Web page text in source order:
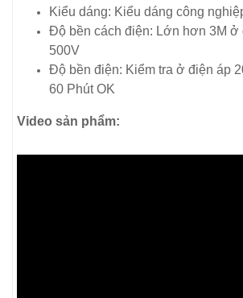
Kiểu dáng: Kiểu dáng công
Độ bền cách điện: Lớn hơn 3M ở
500V
Độ bền điện: Kiểm tra ở điện áp
60 Phút OK
Video sản phẩm: